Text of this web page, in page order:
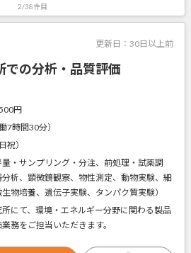
2/38件目
更新日： 30日以上前
での分析・品質評価
円
7時間30分）
祝）
・サンプリング・分注、前処理・試薬調
析、顕微鏡観察、物性測定、動物実験、細
物培養、遺伝子実験、タンパク質実験）
にて、環境・エネルギー分野に関わる製品
務をご担当いただきます。